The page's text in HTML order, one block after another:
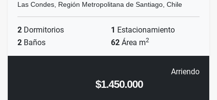
Las Condes, Región Metropolitana de Santiago, Chile
2 Dormitorios 1 Estacionamiento
2 Baños 62 Área m2
Arriendo
$1.450.000